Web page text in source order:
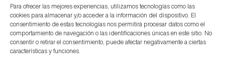
Para ofrecer las mejores experiencias, utilizamos tecnologías como las
cookies para almacenar y/o acceder a la información del dispositivo. El
consentimiento de estas tecnologías nos permitirá procesar datos como el
comportamiento de navegación o las identificaciones únicas en este sitio. No
consentir o retirar el consentimiento, puede afectar negativamente a ciertas
características y funciones.
Aviso Legal
Política de privacidad